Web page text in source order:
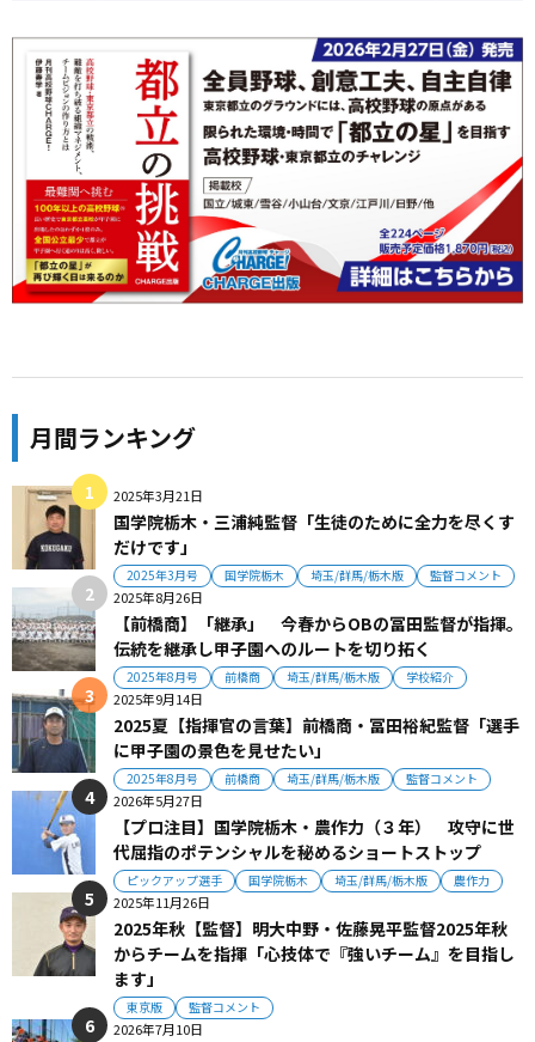
月間ランキング
2025年3月21日
国学院栃木・三浦純監督「生徒のために全力を尽くす
だけです」
2025年3月号 国学院栃木 埼玉/群馬/栃木版 監督コメント
2025年8月26日
【前橋商】「継承」 今春からOBの冨田監督が指揮。
伝統を継承し甲子園へのルートを切り拓く
2025年8月号 前橋商 埼玉/群馬/栃木版 学校紹介
2025年9月14日
2025夏【指揮官の言葉】前橋商・冨田裕紀監督「選手
に甲子園の景色を見せたい」
2025年8月号 前橋商 埼玉/群馬/栃木版 監督コメント
2026年5月27日
【プロ注目】国学院栃木・農作力（３年） 攻守に世
代屈指のポテンシャルを秘めるショートストップ
ピックアップ選手 国学院栃木 埼玉/群馬/栃木版 農作力
2025年11月26日
2025年秋【監督】明大中野・佐藤晃平監督2025年秋
からチームを指揮「心技体で『強いチーム』を目指し
ます」
東京版 監督コメント
2026年7月10日